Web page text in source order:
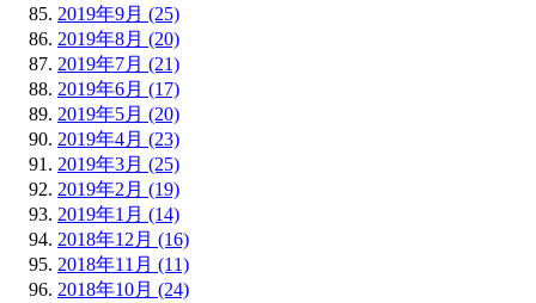
2019年9月 (25)
2019年8月 (20)
2019年7月 (21)
2019年6月 (17)
2019年5月 (20)
2019年4月 (23)
2019年3月 (25)
2019年2月 (19)
2019年1月 (14)
2018年12月 (16)
2018年11月 (11)
2018年10月 (24)